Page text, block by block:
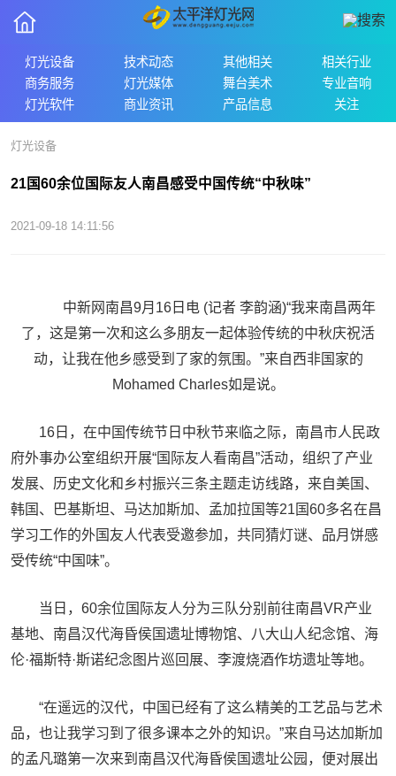
灯光设备 技术动态 其他相关
相关行业
商务服务
灯光媒体 舞台美术
专业音响
灯光软件
商业资讯 产品信息 关注
灯光设备
21国60余位国际友人南昌感受中国传统“中秋味”
2021-09-18 14:11:56
中新网南昌9月16日电 (记者 李韵涵)“我来南昌两年
了，这是第一次和这么多朋友一起体验传统的中秋庆祝活
动，让我在他乡感受到了家的氛围。”来自西非国家的
Mohamed Charles如是说。
16日，在中国传统节日中秋节来临之际，南昌市人民政
府外事办公室组织开展“国际友人看南昌”活动，组织了产业
发展、历史文化和乡村振兴三条主题走访线路，来自美国、
韩国、巴基斯坦、马达加斯加、孟加拉国等21国60多名在昌
学习工作的外国友人代表受邀参加，共同猜灯谜、品月饼感
受传统“中国味”。
当日，60余位国际友人分为三队分别前往南昌VR产业
基地、南昌汉代海昏侯国遗址博物馆、八大山人纪念馆、海
伦·福斯特·斯诺纪念图片巡回展、李渡烧酒作坊遗址等地。
“在遥远的汉代，中国已经有了这么精美的工艺品与艺术
品，也让我学习到了很多课本之外的知识。”来自马达加斯加
的孟凡璐第一次来到南昌汉代海昏侯国遗址公园，便对展出